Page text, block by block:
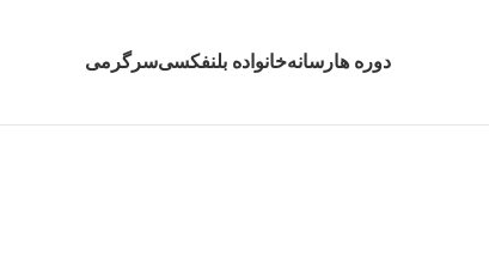
دوره هارسانهخانواده بلنفکسیسرگرمی